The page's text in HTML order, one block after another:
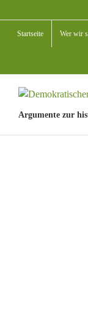
Inhalt
springen
Startseite Wer wir
Argumente zur